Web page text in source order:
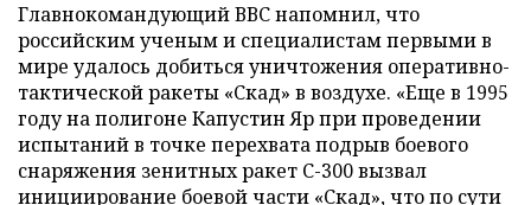
Главнокомандующий ВВС напомнил, что
российским ученым и специалистам первыми в
мире удалось добиться уничтожения оперативно-
тактической ракеты «Скад» в воздухе. «Еще в 1995
году на полигоне Капустин Яр при проведении
испытаний в точке перехвата подрыв боевого
снаряжения зенитных ракет С-300 вызвал
инициирование боевой части «Скад», что по сути